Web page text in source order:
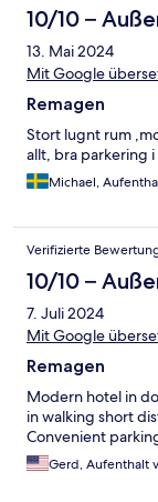
10/10 –
13. Mai 2024
Mit Google
Remagen
Stort lugnt rum
allt, bra parkering
Michael,
Verifizierte
10/10 –
7. Juli 2024
Mit Google
Remagen
Modern hotel in
in walking short
Convenient
Gerd, Aufenthalt